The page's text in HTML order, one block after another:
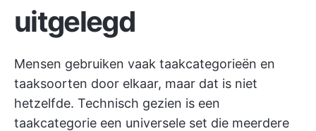
uitgelegd
Mensen gebruiken vaak taakcategorieën en
taaksoorten door elkaar, maar dat is niet
hetzelfde. Technisch gezien is een
taakcategorie een universele set die meerdere